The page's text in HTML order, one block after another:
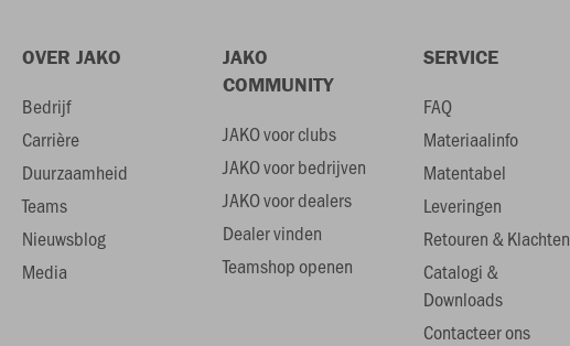
OVER JAKO
Bedrijf
Carrière
Duurzaamheid
Teams
Nieuwsblog
Media
JAKO
COMMUNITY
JAKO voor clubs
JAKO voor bedrijven
JAKO voor dealers
Dealer vinden
Teamshop openen
SERVICE
FAQ
Materiaalinfo
Matentabel
Leveringen
Retouren & Klachten
Catalogi &
Downloads
Contacteer ons